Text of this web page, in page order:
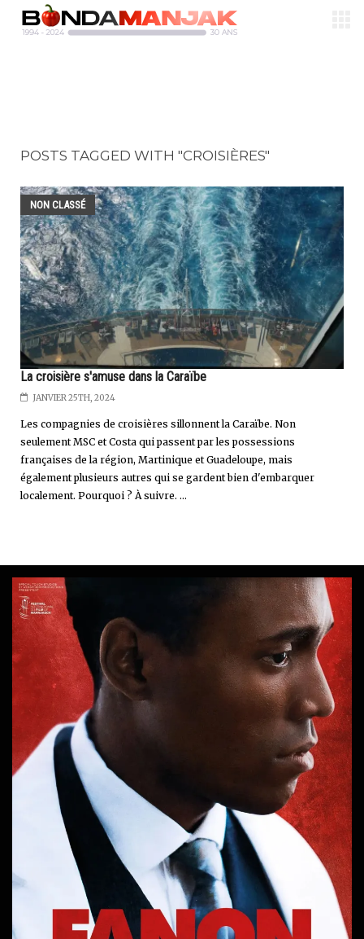
POSTS TAGGED WITH "CROISIÈRES"
NON CLASSÉ
La croisière s'amuse dans la Caraïbe
JANVIER 25TH, 2024
Les compagnies de croisières sillonnent la Caraïbe. Non
seulement MSC et Costa qui passent par les possessions
françaises de la région, Martinique et Guadeloupe, mais
également plusieurs autres qui se gardent bien d'embarquer
localement. Pourquoi ? À suivre. ...